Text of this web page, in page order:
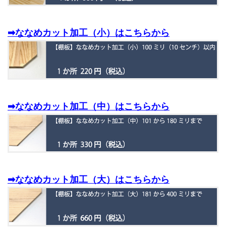
➡ななめカット加工（小）はこちらから
➡ななめカット加工（中）はこちらから
➡ななめカット加工（大）はこちらから